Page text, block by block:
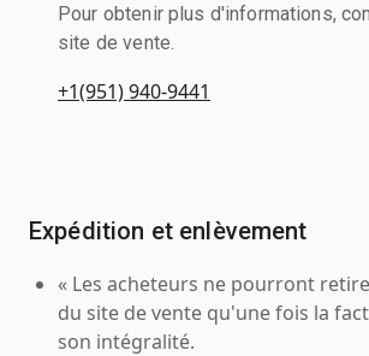
Pour obtenir plus d'informations,
site de vente.
+1(951) 940-9441
Expédition et enlèvement
« Les acheteurs ne pourront
du site de vente qu'une fois la
son intégralité.